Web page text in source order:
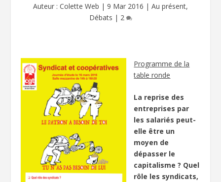
Auteur : Colette Web | 9 Mar 2016 | Au présent,
Débats | 2
Programme de la
table ronde
La reprise des
entreprises par
les salariés peut-
elle être un
moyen de
dépasser le
capitalisme ? Quel
rôle les syndicats,